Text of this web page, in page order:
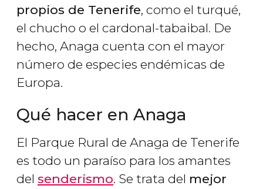
propios de Tenerife, como el turqué,
el chucho o el cardonal-tabaibal. De
hecho, Anaga cuenta con el mayor
número de especies endémicas de
Europa.
Qué hacer en Anaga
El Parque Rural de Anaga de Tenerife
es todo un paraíso para los amantes
del senderismo. Se trata del mejor